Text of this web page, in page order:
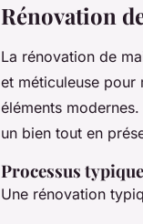
Rénovation
La rénovation de
et méticuleuse pour
éléments modernes.
un bien tout en
Processus
Une rénovation